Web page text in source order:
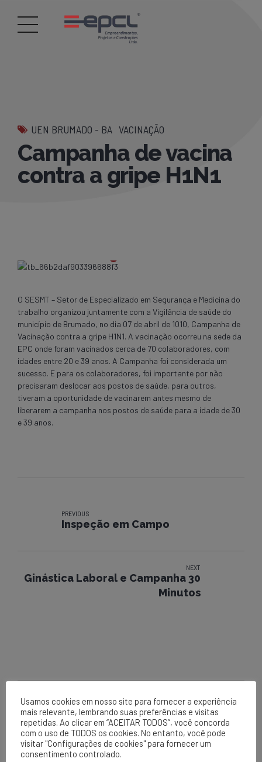
UEN BRUMADO - BA VACINAÇÃO
Campanha de vacina
contra a gripe H1N1
O SESMT – Setor de Especializado em Segurança e Medicina do
trabalho organizou juntamente com a Vigilância de saúde do
município de Brumado, no dia 07 de abril de 1010, Campanha de
Vacinação contra a gripe H1N1. A vacinação ocorreu na sede da
EPC onde foram vacinados cerca de 70 colaboradores, com
idades entre 20 e 39 anos. A Campanha foi considerada um
sucesso. E para os colaboradores, foi importante por não
precisaram deslocar aos postos de saúde, para outros,
tiveram a oportunidade de vacinarem antes mesmo de
liberarem a campanha nos postos de saúde para a idade de 30
e 39 anos.
PREVIOUS
Inspeção em Campo
NEXT
Ginástica Laboral e Campanha 30
Minutos
EPCL
Matriz
Av. Centenário, 1420
Usamos cookies em nosso site para fornecer a experiência
mais relevante, lembrando suas preferências e visitas
repetidas. Ao clicar em “ACEITAR TODOS”, você concorda
com o uso de TODOS os cookies. No entanto, você pode
visitar "Configurações de cookies" para fornecer um
consentimento controlado.